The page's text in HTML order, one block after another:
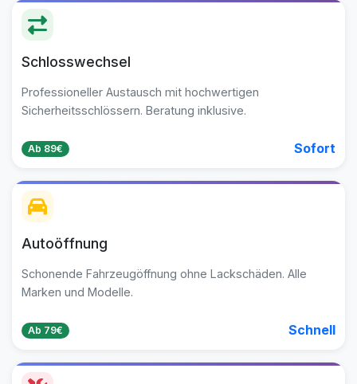
Schlosswechsel
Professioneller Austausch mit hochwertigen
Sicherheitsschlössern. Beratung inklusive.
Ab 89€ Sofort
Autoöffnung
Schonende Fahrzeugöffnung ohne Lackschäden. Alle
Marken und Modelle.
Ab 79€ Schnell